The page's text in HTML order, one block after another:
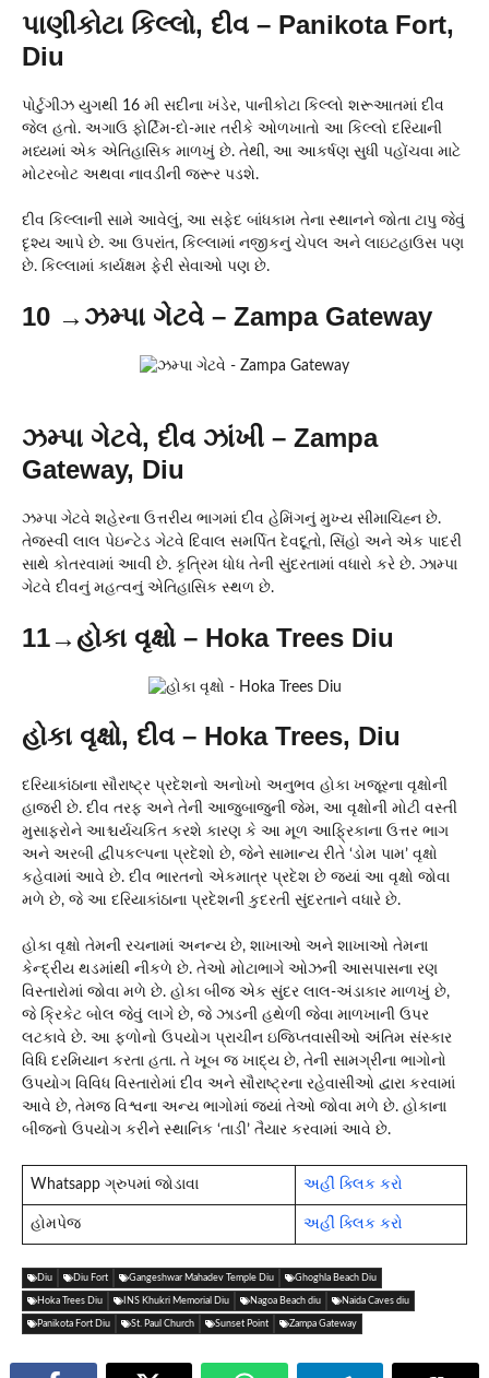
પાણીકોટા કિલ્લો, દીવ – Panikota Fort,
Diu
પોર્ટુગીઝ યુગથી 16 મી સદીના ખંડેર, પાનીકોટા કિલ્લો શરૂઆતમાં દીવ
જેલ હતો. અગાઉ ફોર્ટિમ-દો-માર તરીકે ઓળખાતો આ કિલ્લો દરિયાની
મધ્યમાં એક એતિહાસિક માળખું છે. તેથી, આ આકર્ષણ સુધી પહોંચવા માટે
મોટરબોટ અથવા નાવડીની જરૂર પડશે.
દીવ કિલ્લાની સામે આવેલું, આ સફેદ બાંધકામ તેના સ્થાનને જોતા ટાપુ જેવું
દૃશ્ય આપે છે. આ ઉપરાંત, કિલ્લામાં નજીકનું ચેપલ અને લાઇટહાઉસ પણ
છે. કિલ્લામાં કાર્યક્ષમ ફેરી સેવાઓ પણ છે.
10 →ઝમ્પા ગેટવે – Zampa Gateway
ઝમ્પા ગેટવે, દીવ ઝાંખી – Zampa
Gateway, Diu
ઝમ્પા ગેટવે શહેરના ઉત્તરીય ભાગમાં દીવ હેમિંગનું મુખ્ય સીમાચિહ્ન છે.
તેજસ્વી લાલ પેઇન્ટેડ ગેટવે દિવાલ સમર્પિત દેવદૂતો, સિંહો અને એક પાદરી
સાથે કોતરવામાં આવી છે. કૃત્રિમ ધોધ તેની સુંદરતામાં વધારો કરે છે. ઝામ્પા
ગેટવે દીવનું મહત્વનું એતિહાસિક સ્થળ છે.
11→હોકા વૃક્ષો – Hoka Trees Diu
હોકા વૃક્ષો, દીવ – Hoka Trees, Diu
દરિયાકાંઠાના સૌરાષ્ટ્ર પ્રદેશનો અનોખો અનુભવ હોકા ખજૂરના વૃક્ષોની
હાજરી છે. દીવ તરફ અને તેની આજુબાજુની જેમ, આ વૃક્ષોની મોટી વસ્તી
મુસાફરોને આશ્ચર્યચકિત કરશે કારણ કે આ મૂળ આફ્રિકાના ઉત્તર ભાગ
અને અરબી દ્વીપકલ્પના પ્રદેશો છે, જેને સામાન્ય રીતે ‘ડોમ પામ’ વૃક્ષો
કહેવામાં આવે છે. દીવ ભારતનો એકમાત્ર પ્રદેશ છે જ્યાં આ વૃક્ષો જોવા
મળે છે, જે આ દરિયાકાંઠાના પ્રદેશની કુદરતી સુંદરતાને વધારે છે.
હોકા વૃક્ષો તેમની રચનામાં અનન્ય છે, શાખાઓ અને શાખાઓ તેમના
કેન્દ્રીય થડમાંથી નીકળે છે. તેઓ મોટાભાગે ઓઝની આસપાસના રણ
વિસ્તારોમાં જોવા મળે છે. હોકા બીજ એક સુંદર લાલ-અંડાકાર માળખું છે,
જે ક્રિકેટ બોલ જેવું લાગે છે, જે ઝાડની હથેળી જેવા માળખાની ઉપર
લટકાવે છે. આ ફળોનો ઉપયોગ પ્રાચીન ઇજિપ્તવાસીઓ અંતિમ સંસ્કાર
વિધિ દરમિયાન કરતા હતા. તે ખૂબ જ ખાદ્ય છે, તેની સામગ્રીના ભાગોનો
ઉપયોગ વિવિધ વિસ્તારોમાં દીવ અને સૌરાષ્ટ્રના રહેવાસીઓ દ્વારા કરવામાં
આવે છે, તેમજ વિશ્વના અન્ય ભાગોમાં જ્યાં તેઓ જોવા મળે છે. હોકાના
બીજનો ઉપયોગ કરીને સ્થાનિક ‘તાડી’ તૈયાર કરવામાં આવે છે.
Whatsapp ગ્રુપમાં જોડાવા અહીં ક્લિક કરો
હોમપેજ અહીં ક્લિક કરો
Diu Diu Fort Gangeshwar Mahadev Temple Diu Ghoghla Beach Diu
Hoka Trees Diu INS Khukri Memorial Diu Nagoa Beach diu Naida Caves diu
Panikota Fort Diu St. Paul Church Sunset Point Zampa Gateway